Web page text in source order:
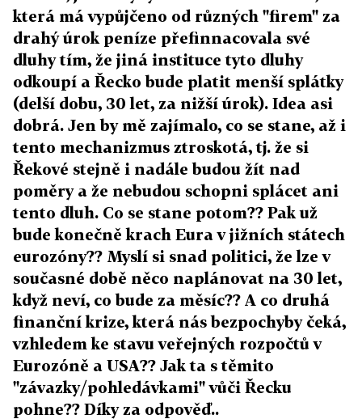
která má vypůjčeno od různých "firem" za
drahý úrok peníze přefinnacovala své
dluhy tím, že jiná instituce tyto dluhy
odkoupí a Řecko bude platit menší splátky
(delší dobu, 30 let, za nižší úrok). Idea asi
dobrá. Jen by mě zajímalo, co se stane, až i
tento mechanizmus ztroskotá, tj. že si
Řekové stejně i nadále budou žít nad
poměry a že nebudou schopni splácet ani
tento dluh. Co se stane potom?? Pak už
bude konečně krach Eura v jižních státech
eurozóny?? Myslí si snad politici, že lze v
současné době něco naplánovat na 30 let,
když neví, co bude za měsíc?? A co druhá
finanční krize, která nás bezpochyby čeká,
vzhledem ke stavu veřejných rozpočtů v
Eurozóně a USA?? Jak ta s těmito
"závazky/pohledávkami" vůči Řecku
pohne?? Díky za odpověď..